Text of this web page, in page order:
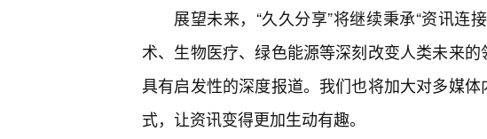
展望未来，“久久分享”将继续秉承“资讯连
术、生物医疗、绿色能源等深刻改变人类未来
具有启发性的深度报道。我们也将加大对多媒
式，让资讯变得更加生动有趣。